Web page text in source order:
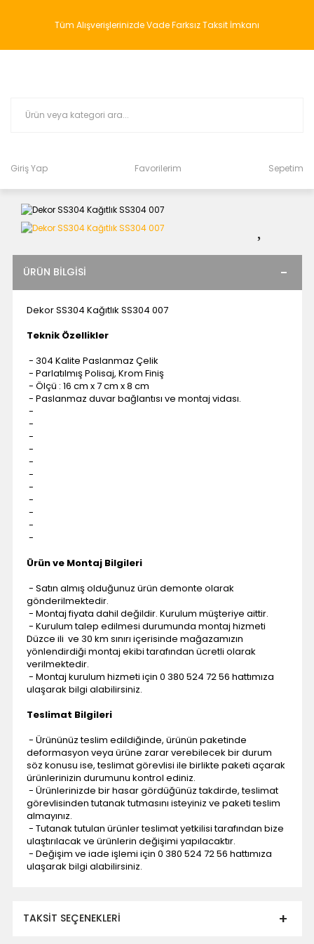
Tüm Alışverişlerinizde Vade Farksız Taksit İmkanı
Giriş Yap Favorilerim Sepetim
ÜRÜN BILGISI
Dekor SS304 Kağıtlık SS304 007
Teknik Özellikler
- 304 Kalite Paslanmaz Çelik
- Parlatılmış Polisaj, Krom Finiş
- Ölçü : 16 cm x 7 cm x 8 cm
- Paslanmaz duvar bağlantısı ve montaj vidası.
-
-
-
-
-
-
-
-
-
-
-
Ürün ve Montaj Bilgileri
- Satın almış olduğunuz ürün demonte olarak
gönderilmektedir.
- Montaj fiyata dahil değildir. Kurulum müşteriye aittir.
- Kurulum talep edilmesi durumunda montaj hizmeti
Düzce ili ve 30 km sınırı içerisinde mağazamızın
yönlendirdiği montaj ekibi tarafından ücretli olarak
verilmektedir.
- Montaj kurulum hizmeti için 0 380 524 72 56 hattımıza
ulaşarak bilgi alabilirsiniz.
Teslimat Bilgileri
- Ürününüz teslim edildiğinde, ürünün paketinde
deformasyon veya ürüne zarar verebilecek bir durum
söz konusu ise, teslimat görevlisi ile birlikte paketi açarak
ürünlerinizin durumunu kontrol ediniz.
- Ürünlerinizde bir hasar gördüğünüz takdirde, teslimat
görevlisinden tutanak tutmasını isteyiniz ve paketi teslim
almayınız.
- Tutanak tutulan ürünler teslimat yetkilisi tarafından bize
ulaştırılacak ve ürünlerin değişimi yapılacaktır.
- Değişim ve iade işlemi için 0 380 524 72 56 hattımıza
ulaşarak bilgi alabilirsiniz.
TAKSIT SEÇENEKLERI